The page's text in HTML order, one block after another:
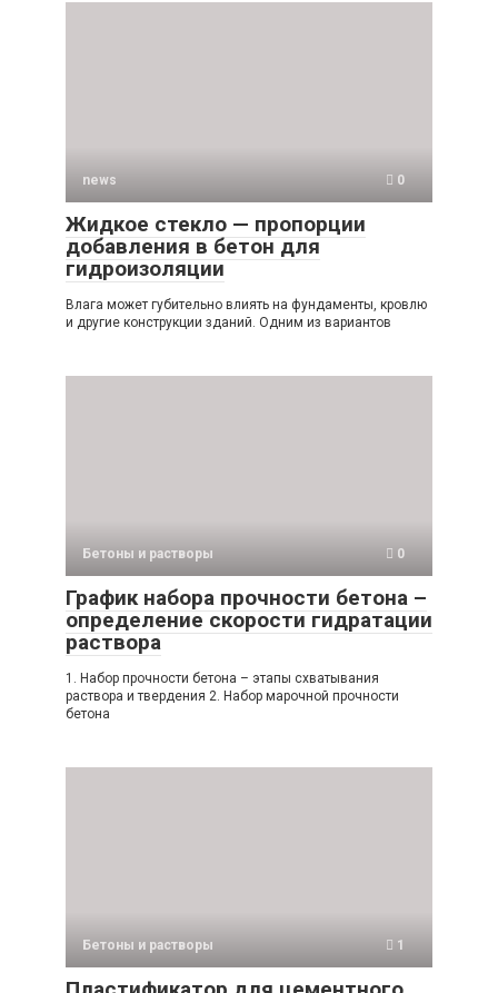
news 0
Жидкое стекло — пропорции
добавления в бетон для
гидроизоляции
Влага может губительно влиять на фундаменты, кровлю
и другие конструкции зданий. Одним из вариантов
Бетоны и растворы 0
График набора прочности бетона –
определение скорости гидратации
раствора
1. Набор прочности бетона – этапы схватывания
раствора и твердения 2. Набор марочной прочности
бетона
Бетоны и растворы 1